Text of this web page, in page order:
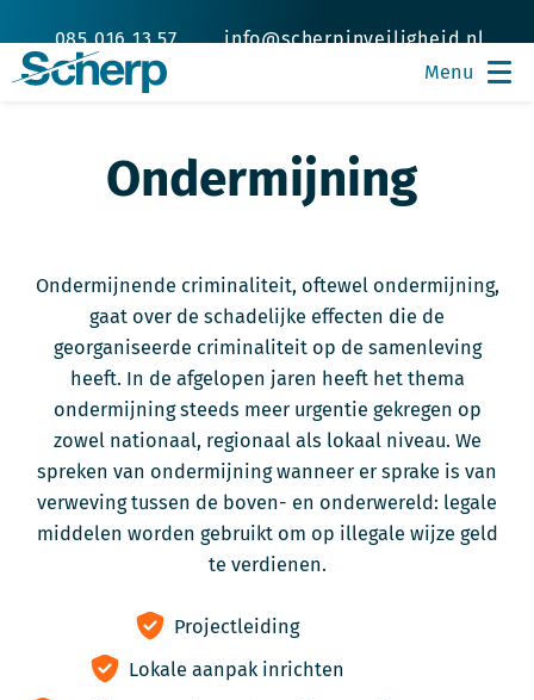
085 016 13 57 info@scherpinveiligheid.nl
Ondermijning
Ondermijnende criminaliteit, oftewel ondermijning,
gaat over de schadelijke effecten die de
georganiseerde criminaliteit op de samenleving
heeft. In de afgelopen jaren heeft het thema
ondermijning steeds meer urgentie gekregen op
zowel nationaal, regionaal als lokaal niveau. We
spreken van ondermijning wanneer er sprake is van
verweving tussen de boven- en onderwereld: legale
middelen worden gebruikt om op illegale wijze geld
te verdienen.
Projectleiding
Lokale aanpak inrichten